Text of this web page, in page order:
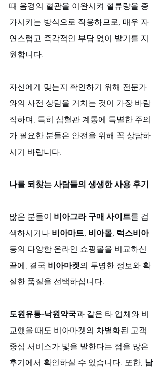
때 음경의 혈관을 이완시켜 혈류량을 증
가시키는 방식으로 작용하므로, 매우 자
연스럽고 즉각적인 부담 없이 발기를 지
원합니다.
자신에게 맞는지 확인하기 위해 전문가
와의 사전 상담을 거치는 것이 가장 바람
직하며, 특히 심혈관 계통에 특별한 주의
가 필요한 분들은 안전을 위해 꼭 상담하
시기 바랍니다.
나를 되찾는 사람들의 생생한 사용 후기
많은 분들이 비아그라 구매 사이트를 검
색하시거나 비아마트, 비아몰, 럭스비아
등의 다양한 온라인 쇼핑몰을 비교하신
끝에, 결국 비아마켓의 투명한 정보와 확
실한 품질을 선택하십니다.
도원유통-낙원약국과 같은 타 업체와 비
교했을 때도 비아마켓의 차별화된 고객
중심 서비스가 빛을 발한다는 점을 많은
후기에서 확인하실 수 있습니다. 또한, 남